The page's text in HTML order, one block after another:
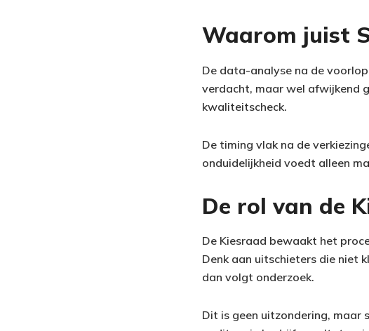
Waarom juist
De data-analyse na de
verdacht, maar wel afwijkend
kwaliteitscheck.
De timing vlak na de
onduidelijkheid voedt alleen
De rol van de
De Kiesraad bewaakt het
Denk aan uitschieters die niet
dan volgt onderzoek.
Dit is geen uitzondering, maar